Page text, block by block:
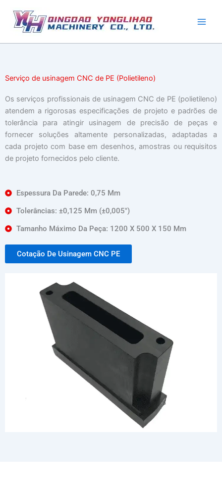
para
conteúdo
Serviço de usinagem CNC de PE (Polietileno)
Os serviços profissionais de usinagem CNC de PE (polietileno)
atendem a rigorosas especificações de projeto e padrões de
tolerância para atingir usinagem de precisão de peças e
fornecer soluções altamente personalizadas, adaptadas a
cada projeto com base em desenhos, amostras ou requisitos
de projeto fornecidos pelo cliente.
Espessura Da Parede: 0,75 Mm
Tolerâncias: ±0,125 Mm (±0,005″)
Tamanho Máximo Da Peça: 1200 X 500 X 150 Mm
Cotação De Usinagem CNC PE